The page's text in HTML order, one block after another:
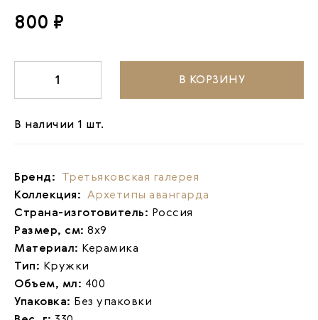
800 ₽
1 В КОРЗИНУ
В наличии 1 шт.
Бренд: Третьяковская галерея
Коллекция: Архетипы авангарда
Страна-изготовитель: Россия
Размер, см: 8х9
Материал: Керамика
Тип: Кружки
Объем, мл: 400
Упаковка: Без упаковки